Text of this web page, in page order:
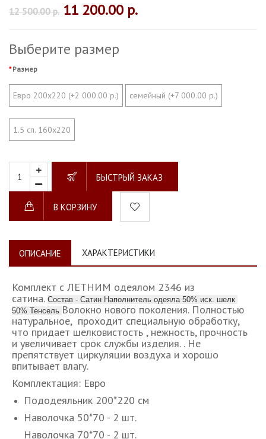
12 500.00 р. 11 200.00 р.
Выберите размер
Размер
Евро 200х220 (+2 000.00 р.) семейный (+7 000.00 р.)
1.5 сп. 160х220
БЫСТРЫЙ ЗАКАЗ
В КОРЗИНУ
ОПИСАНИЕ ХАРАКТЕРИСТИКИ
Комплект с ЛЕТНИМ одеялом 2346 из
сатина. Состав - Сатин Наполнитель одеяла 50% иск. шелк
50% Тенсель Волокно нового поколения. Полностью
натуральное, проходит специальную обработку,
что придает шелковистость , нежность, прочность
и увеличивает срок службы изделия. . Не
препятствует циркуляции воздуха и хорошо
впитывает влагу.
Комплектация: Евро
Пододеяльник 200*220 см
Наволочка 50*70 - 2 шт.
Наволочка 70*70 - 2 шт.